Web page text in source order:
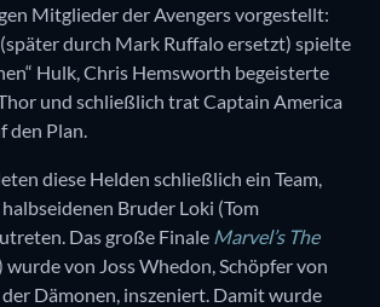
Mitglieder der Avengers vorgestellt:
durch Mark Ruffalo ersetzt) spielte
Hulk, Chris Hemsworth begeisterte
und schließlich trat Captain America
den Plan.
diese Helden schließlich ein Team,
Bruder Loki (Tom
Das große Finale Marvel’s The
von Joss Whedon, Schöpfer von
Dämonen, inszeniert. Damit wurde